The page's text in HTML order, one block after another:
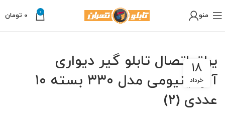
منو 0
0 تومان
یراق اتصال تابلو گیر دیواری
آلومینیومی مدل ۳۳۰ بسته ۱۰
عددی (2)
18
خرداد